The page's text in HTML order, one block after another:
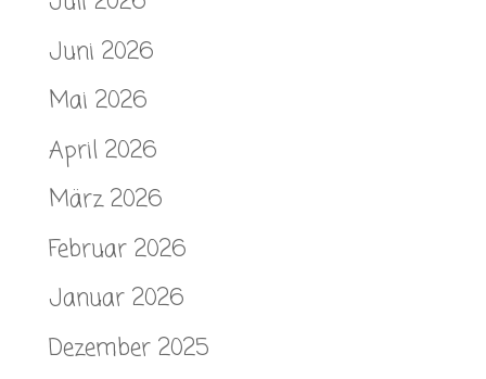
Juni 2026
Mai 2026
April 2026
März 2026
Februar 2026
Januar 2026
Dezember 2025